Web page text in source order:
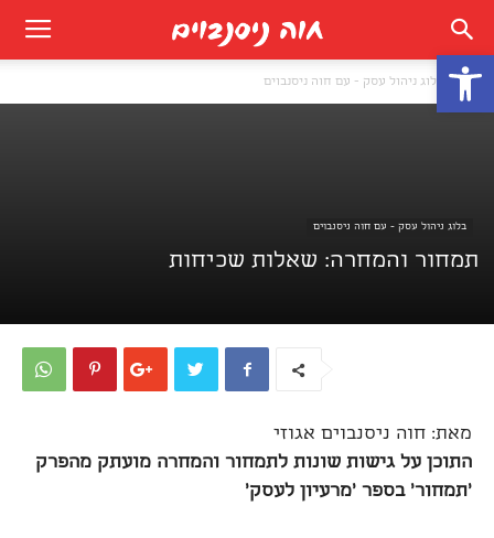
פתח סרגל נגישות
בית בלוג ניהול עסק - עם חוה ניסנבוים
בלוג ניהול עסק - עם חוה ניסנבוים
תמחור והמחרה: שאלות שכיחות
מאת: חוה ניסנבוים אגוזי
התוכן על גישות שונות לתמחור והמחרה מועתק מהפרק
'תמחור' בספר 'מרעיון לעסק'